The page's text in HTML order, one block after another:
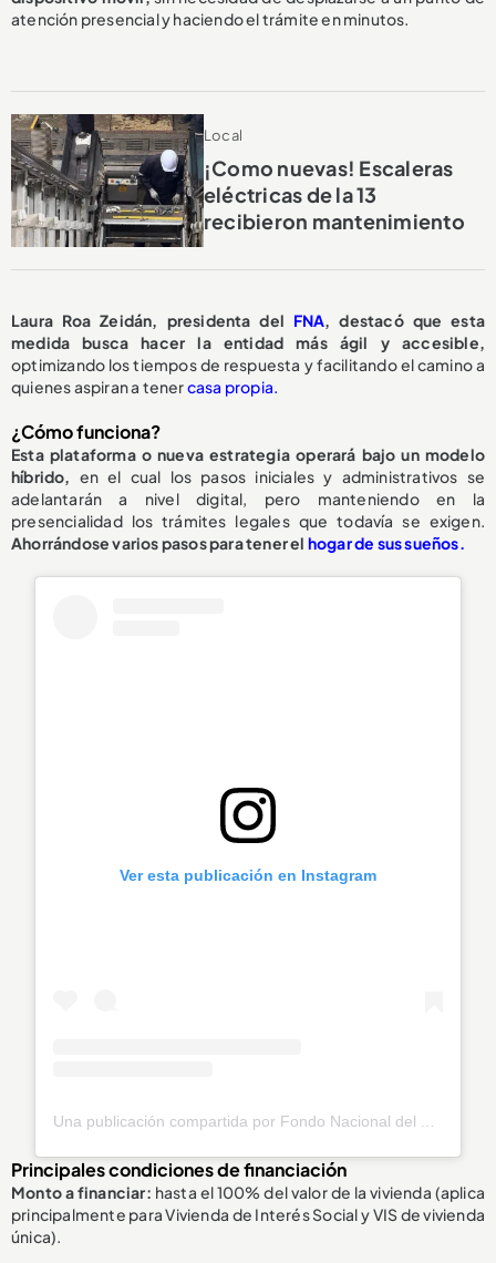
atención presencial y haciendo el trámite en minutos.
Local
¡Como nuevas! Escaleras
eléctricas de la 13
recibieron mantenimiento
Laura Roa Zeidán, presidenta del FNA, destacó que esta
medida busca hacer la entidad más ágil y accesible,
optimizando los tiempos de respuesta y facilitando el camino a
quienes aspiran a tenercasa propia.
¿Cómo funciona?
Esta plataforma o nueva estrategia operará bajo un modelo
híbrido, en el cual los pasos iniciales y administrativos se
adelantarán a nivel digital, pero manteniendo en la
presencialidad los trámites legales que todavía se exigen.
Ahorrándose varios pasos para tener el hogar de sus sueños.
Ver esta publicación en Instagram
Principales condiciones de financiación
Monto a financiar: hasta el 100% del valor de la vivienda (aplica
principalmente para Vivienda de Interés Social y VIS de vivienda
única).